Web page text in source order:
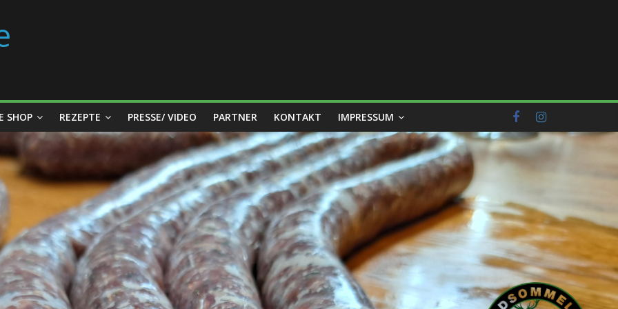
SHOP REZEPTE PRESSE/ VIDEO PARTNER KONTAKT IMPRESSUM